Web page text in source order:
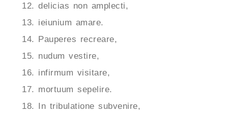
delicias non amplecti,
ieiunium amare.
Pauperes recreare,
nudum vestire,
infirmum visitare,
mortuum sepelire.
In tribulatione subvenire,